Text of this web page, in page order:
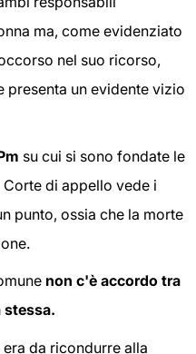
ma, come evidenziato
nel suo ricorso,
presenta un evidente vizio
su cui si sono fondate le
di appello vede i
punto, ossia che la morte
non c'è accordo tra
stessa.
da ricondurre alla